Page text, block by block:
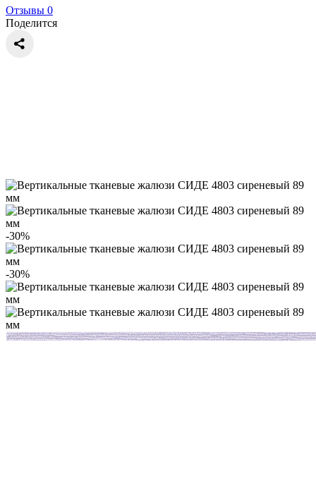
Отзывы 0
Поделится
-30%
-30%